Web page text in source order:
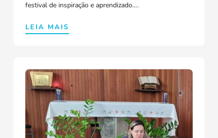
festival de inspiração e aprendizado….
LEIA MAIS